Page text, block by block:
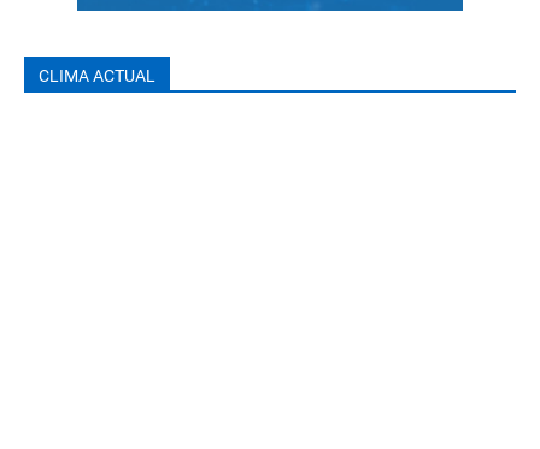
CLIMA ACTUAL